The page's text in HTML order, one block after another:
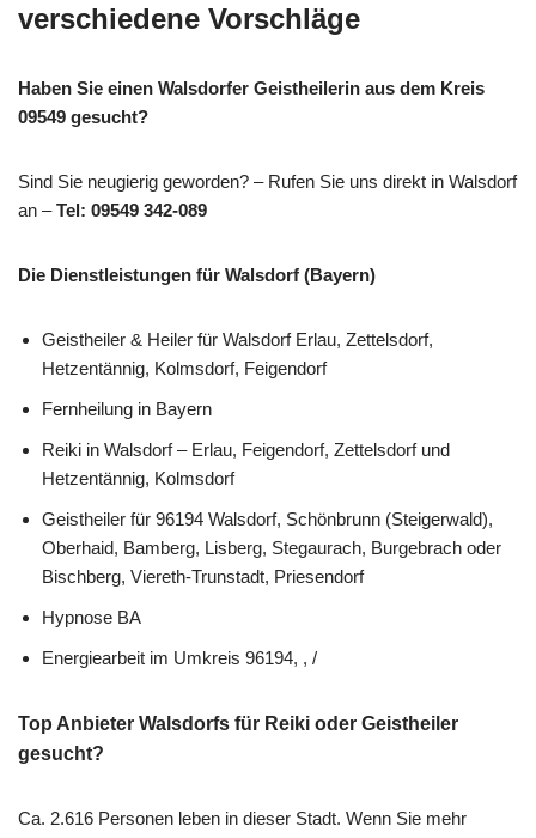
verschiedene Vorschläge
Haben Sie einen Walsdorfer Geistheilerin aus dem Kreis
09549 gesucht?
Sind Sie neugierig geworden? – Rufen Sie uns direkt in Walsdorf
an –Tel: 09549 342-089
Die Dienstleistungen für Walsdorf (Bayern)
Geistheiler & Heiler für Walsdorf Erlau, Zettelsdorf,
Hetzentännig, Kolmsdorf, Feigendorf
Fernheilung in Bayern
Reiki in Walsdorf – Erlau, Feigendorf, Zettelsdorf und
Hetzentännig, Kolmsdorf
Geistheiler für 96194 Walsdorf, Schönbrunn (Steigerwald),
Oberhaid, Bamberg, Lisberg, Stegaurach, Burgebrach oder
Bischberg, Viereth-Trunstadt, Priesendorf
Hypnose BA
Energiearbeit im Umkreis 96194, , /
Top Anbieter Walsdorfs für Reiki oder Geistheiler
gesucht?
Ca. 2.616 Personen leben in dieser Stadt. Wenn Sie mehr